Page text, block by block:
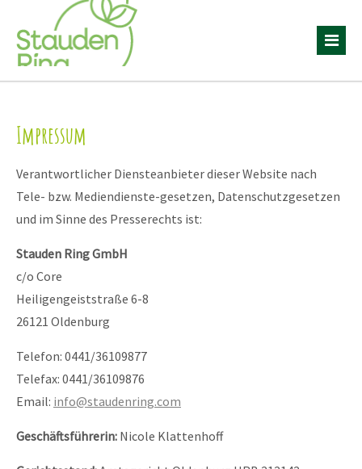
Impressum
Verantwortlicher Diensteanbieter dieser Website nach
Tele- bzw. Mediendienste-gesetzen, Datenschutzgesetzen
und im Sinne des Presserechts ist:
Stauden Ring GmbH
c/o Core
Heiligengeiststraße 6-8
26121 Oldenburg
Telefon: 0441/36109877
Telefax: 0441/36109876
Email: info@staudenring.com
Geschäftsführerin: Nicole Klattenhoff